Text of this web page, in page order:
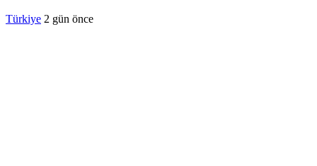
Türkiye 2 gün önce